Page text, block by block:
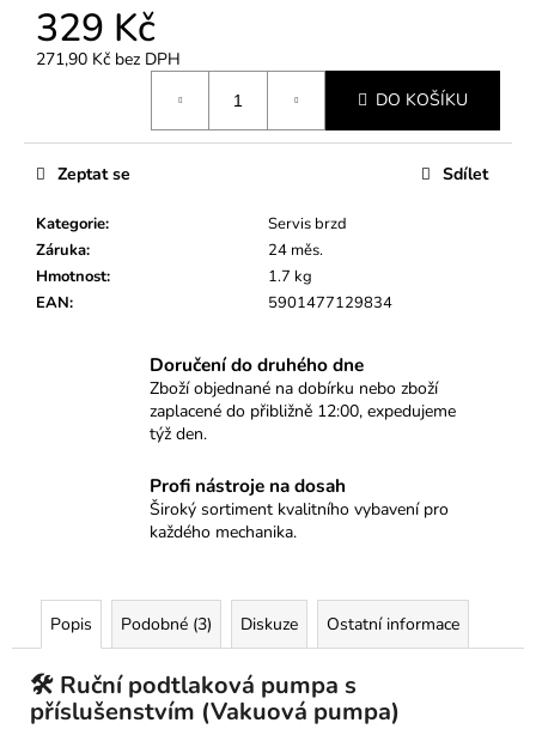
329 Kč
271,90 Kč bez DPH
DO KOŠÍKU
Kategorie:
Servis brzd
Záruka:
24 měs.
Hmotnost:
1.7 kg
EAN: 5901477129834
Zeptat se Sdílet
Doručení do druhého dne
Zboží objednané na dobírku nebo zboží
zaplacené do přibližně 12:00, expedujeme
týž den.
Profi nástroje na dosah
Široký sortiment kvalitního vybavení pro
každého mechanika.
Popis Podobné (3) Diskuze Ostatní informace
🛠️ Ruční podtlaková pumpa s
příslušenstvím (Vakuová pumpa)
PÁKA
DEMONTÁŽ
STROPNÍCH
MADEL
VAG
(OEM